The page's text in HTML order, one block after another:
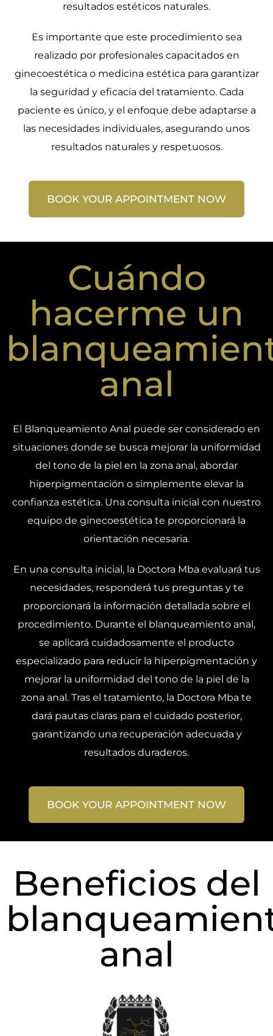
resultados estéticos naturales.
Es importante que este procedimiento sea
realizado por profesionales capacitados en
ginecoestética o medicina estética para garantizar
la seguridad y eficacia del tratamiento. Cada
paciente es único, y el enfoque debe adaptarse a
las necesidades individuales, asegurando unos
resultados naturales y respetuosos.
BOOK YOUR APPOINTMENT NOW
Cuándo
hacerme un
anal
El Blanqueamiento Anal puede ser considerado en
situaciones donde se busca mejorar la uniformidad
del tono de la piel en la zona anal, abordar
hiperpigmentación o simplemente elevar la
confianza estética. Una consulta inicial con nuestro
equipo de ginecoestética te proporcionará la
orientación necesaria.
En una consulta inicial, la Doctora Mba evaluará tus
necesidades, responderá tus preguntas y te
proporcionará la información detallada sobre el
procedimiento. Durante el blanqueamiento anal,
se aplicará cuidadosamente el producto
especializado para reducir la hiperpigmentación y
mejorar la uniformidad del tono de la piel de la
zona anal. Tras el tratamiento, la Doctora Mba te
dará pautas claras para el cuidado posterior,
garantizando una recuperación adecuada y
resultados duraderos.
BOOK YOUR APPOINTMENT NOW
Beneficios del
anal